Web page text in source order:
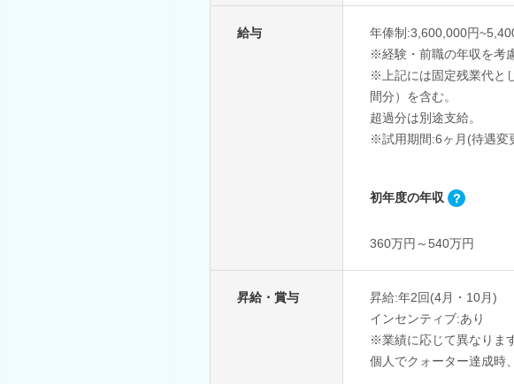
給与
年俸制:3,600,000円
※経験・前職の年収を考
※上記には固定残業代と
間分）を含む。
超過分は別途支給。
※試用期間:6ヶ月(待遇変
初年度の年収
360万円～540万円
昇給・賞与
昇給:年2回(4月・10月)
インセンティブ:あり
※業績に応じて異なります
個人でクォーター達成時